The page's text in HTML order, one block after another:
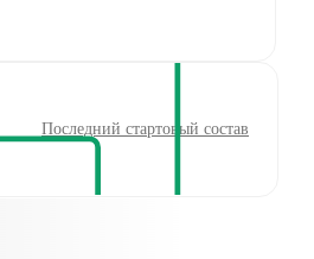
Последний стартовый состав